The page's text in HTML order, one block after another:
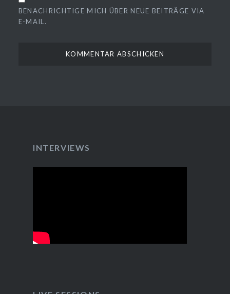
BENACHRICHTIGE MICH ÜBER NEUE BEITRÄGE VIA
E-MAIL.
INTERVIEWS